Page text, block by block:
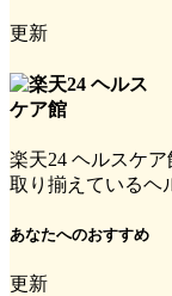
更新
楽天24 ヘルスケ
取り揃えているヘ
あなたへのおすすめ
更新